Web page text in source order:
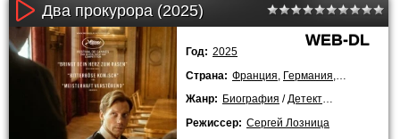
Два прокурора (2025)
WEB-DL
Год: 2025
Страна: Франция Германия
Жанр: Биография /Детективы
Режиссер: Сергей Лозница